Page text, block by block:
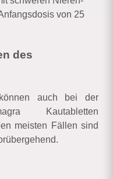
von 25
des
auch bei der
Kautabletten
meisten Fällen sind